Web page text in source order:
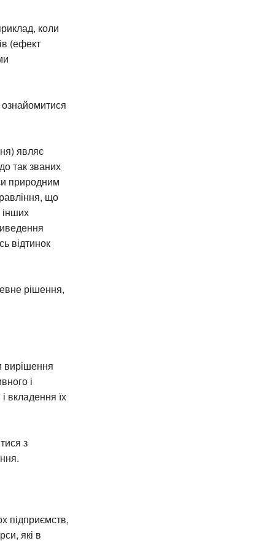
коли
(ефект
являє
так званих
природним
що
інших
відтинок
рішення,
вирішення
і
вкладення їх
з
підприємств,
які в